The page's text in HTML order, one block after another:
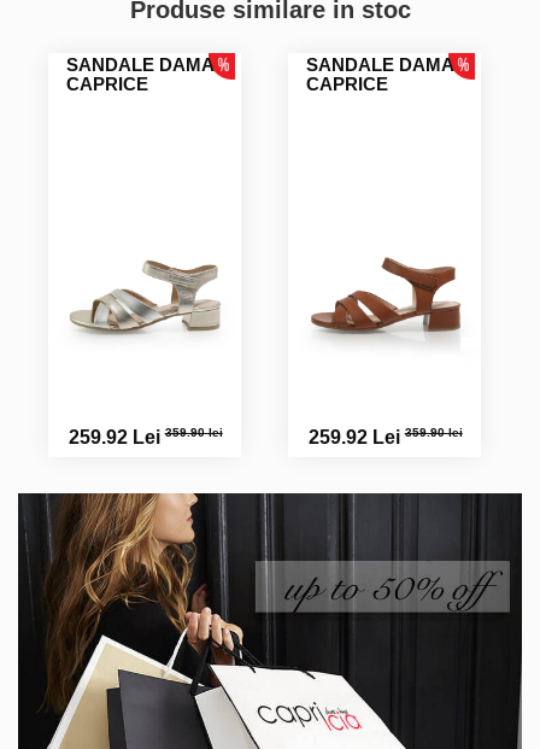
Produse similare in stoc
SANDALE DAMA
CAPRICE
259.92 Lei359.90 lei
SANDALE DAMA
CAPRICE
259.92 Lei359.90 lei